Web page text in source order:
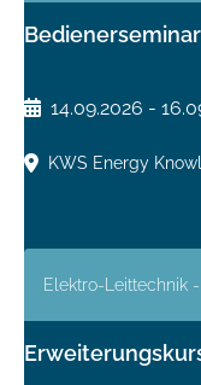
14.09.2026 -
KWS Energy
Elektro-Leittechnik